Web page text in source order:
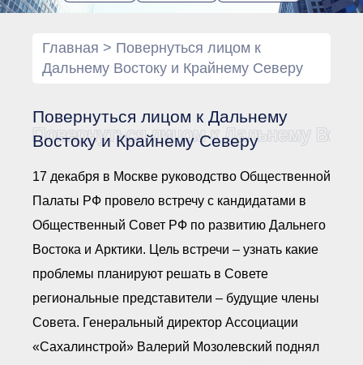
Протоколы органов управления
● Протоколы Правления
Документы Ассоциации
● Организационные
документы
● Сбор предложений во
Финансовая отчетность
Компенсационный фонд
Реестры Ассоциации
Ассоциации
● Реестр членов
осуществляющих
Главная > Повернуться лицом к
Дальнему Востоку и Крайнему Северу
Повернуться лицом к Дальнему
Востоку и Крайнему Северу
Повернуться лицом к Дальнему
17 декабря в Москве руководство Общественной
Палаты РФ провело встречу с кандидатами в
Общественный Совет РФ по развитию Дальнего
Востока и Арктики. Цель встречи – узнать какие
проблемы планируют решать в Совете
региональные представители – будущие члены
Совета. Генеральный директор Ассоциации
«Сахалинстрой» Валерий Мозолевский поднял